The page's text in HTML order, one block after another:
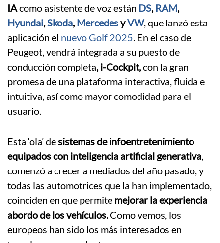
IAcomo asistente de voz están DS, RAM,
Hyundai,Skoda,MercedesyVW, que lanzó esta
aplicación el nuevo Golf 2025. En el caso de
Peugeot, vendrá integrada a su puesto de
conducción completa, i-Cockpit,con la gran
promesa de una plataforma interactiva, fluida e
intuitiva, así como mayor comodidad para el
usuario.
Esta ‘ola’ desistemas de infoentretenimiento
equipados con inteligencia artificial generativa,
comenzó a crecer a mediados del año pasado, y
todas las automotrices que la han implementado,
coinciden en que permite mejorar la experiencia
abordo de los vehículos.Como vemos, los
europeos han sido los más interesados en